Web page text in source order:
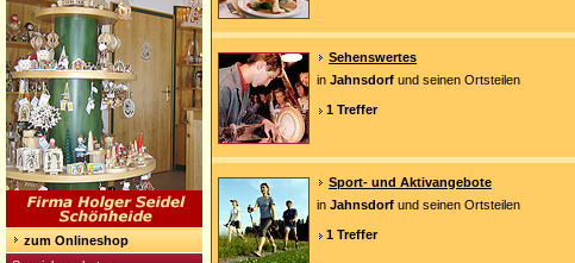
zum Onlineshop
Sehenswertes
in Jahnsdorf und seinen Ortsteilen
1 Treffer
Sport- und Aktivangebote
in Jahnsdorf und seinen Ortsteilen
1 Treffer